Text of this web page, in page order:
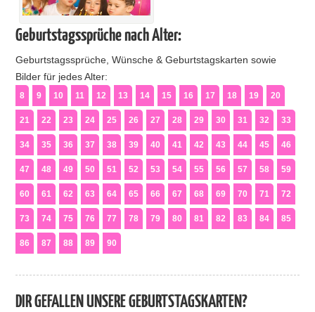
Geburtstagssprüche nach Alter:
Geburtstagssprüche, Wünsche & Geburtstagskarten sowie
Bilder für jedes Alter:
8 9 10 11 12 13 14 15 16 17 18 19 20
21 22 23 24 25 26 27 28 29 30 31 32 33
34 35 36 37 38 39 40 41 42 43 44 45 46
47 48 49 50 51 52 53 54 55 56 57 58 59
60 61 62 63 64 65 66 67 68 69 70 71 72
73 74 75 76 77 78 79 80 81 82 83 84 85
86 87 88 89 90
DIR GEFALLEN UNSERE GEBURTSTAGSKARTEN?